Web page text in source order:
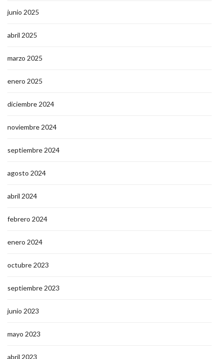
junio 2025
abril 2025
marzo 2025
enero 2025
diciembre 2024
noviembre 2024
septiembre 2024
agosto 2024
abril 2024
febrero 2024
enero 2024
octubre 2023
septiembre 2023
junio 2023
mayo 2023
abril 2023